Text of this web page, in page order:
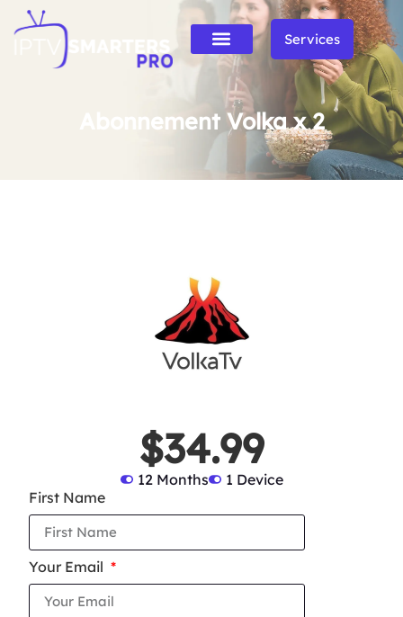
Services
Abonnement Volka x 2
$34.99
12 Months
1 Device
First Name
Your Email